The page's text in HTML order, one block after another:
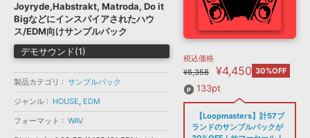
サンプルパック »
ソフトウェア／ツール »
DAW »
特集 »
ニュースレター »
SONICWIREブログ »
製品サポート情報 »
DTMガイド »
FAQ »
音楽カード
楽曲配信流通 サービス
ELECTRONICA
EDM TRANCE MUTANT
ROUTER.FM
SONOCA
ソフト音源 プラグイン・エフェクト
ソフトウェア／ツール 効果音
メーカー
フォーマット
Joyryde,Habstrakt, Matroda, Do it
Bigなどにインスパイアされたハウ
ス/EDM向けサンプルパック
デモサウンド(1)
製品カテゴリ
サンプルパック
ジャンル
HOUSE, EDM
フォーマット
WAV
税込価格
¥6,358
¥4,450 30%OFF
133pt
【Loopmasters】計57ブ
ランドのサンプルパックが